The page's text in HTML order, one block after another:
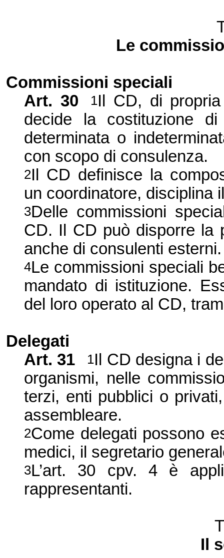
Le
Commissioni speciali
Art. 30
1Il CD, di
decide la costituzione
determinata o
con scopo di consulenza.
2Il CD definisce la
un coordinatore, disciplina
3Delle commissioni
CD. Il CD può disporre la
anche di consulenti esterni.
4Le commissioni speciali
mandato di istituzione.
del loro operato al CD,
Delegati
Art. 31
1Il CD designa i
organismi, nelle
terzi, enti pubblici o
assembleare.
2Come delegati possono
medici, il segretario
3L’art. 30 cpv. 4 è
rappresentanti.
Il